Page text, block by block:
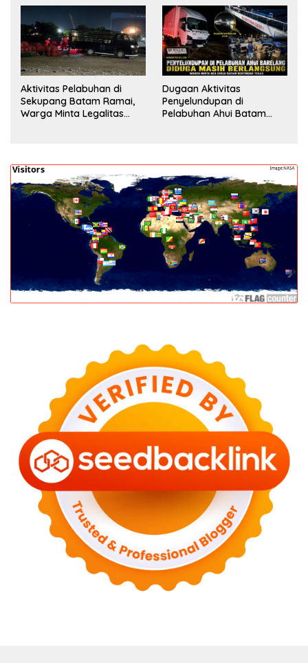
Pengecekan
Aktivitas Pelabuhan di
Sekupang Batam Ramai,
Warga Minta Legalitas
Dugaan Aktivitas
Penyelundupan di
Pelabuhan Ahui Batam